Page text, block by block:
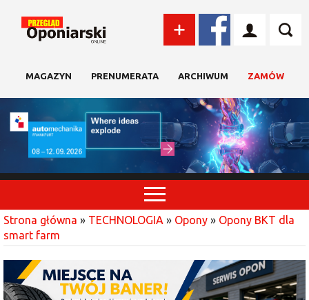
MAGAZYN PRENUMERATA ARCHIWUM ZAMÓW
Strona główna » TECHNOLOGIA » Opony » Opony BKT dla
smart farm